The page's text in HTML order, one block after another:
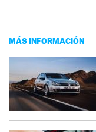
MÁS INFORMACIÓN